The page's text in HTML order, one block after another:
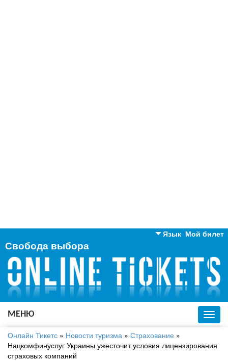
Мой билет
Язык
Английский
Русский
Украинский
Свобода выбора
МЕНЮ
Онлайн Тикетс » Новости туризма » Страхование »
Нацкомфинуслуг Украины ужесточит условия лицензирования
страховых компаний